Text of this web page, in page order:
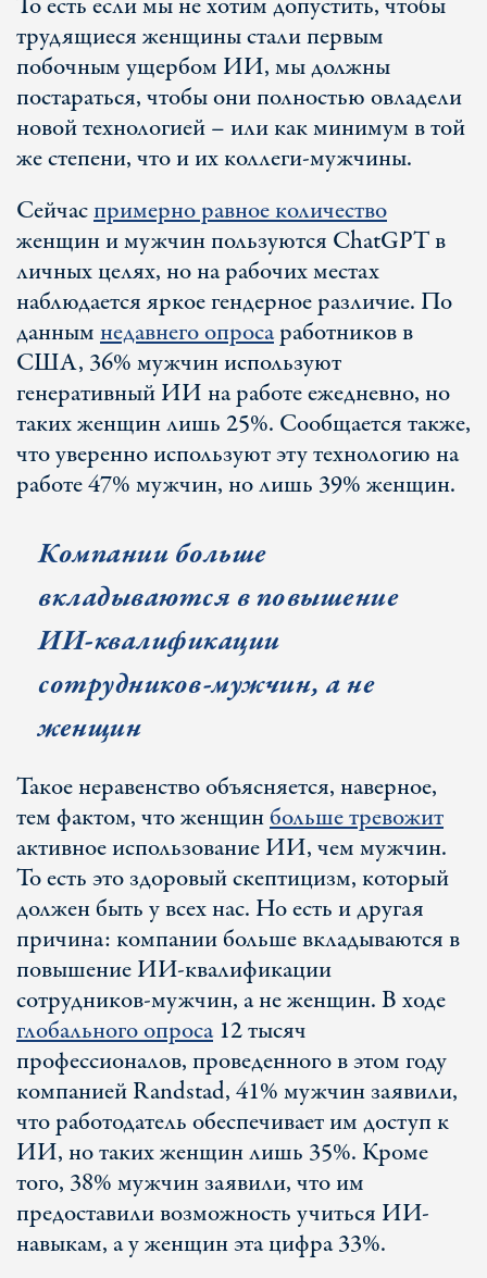
трудящиеся женщины стали первым
побочным ущербом ИИ, мы должны
постараться, чтобы они полностью овладели
новой технологией – или как минимум в той
же степени, что и их коллеги-мужчины.
Сейчаспримерно равное количество
женщин и мужчин пользуются ChatGPT в
личных целях, но на рабочих местах
наблюдается яркое гендерное различие. По
даннымнедавнего опросаработников в
США, 36% мужчин используют
генеративный ИИ на работе ежедневно, но
таких женщин лишь 25%. Сообщается также,
что уверенно используют эту технологию на
работе 47% мужчин, но лишь 39% женщин.
Компании больше
вкладываются в повышение
ИИ-квалификации
сотрудников-мужчин, а не
женщин
Такое неравенство объясняется, наверное,
тем фактом, что женщинбольше тревожит
активное использование ИИ, чем мужчин.
То есть это здоровый скептицизм, который
должен быть у всех нас. Но есть и другая
причина: компании больше вкладываются в
повышение ИИ-квалификации
сотрудников-мужчин, а не женщин. В ходе
глобального опроса12 тысяч
профессионалов, проведенного в этом году
компанией Randstad, 41% мужчин заявили,
что работодатель обеспечивает им доступ к
ИИ, но таких женщин лишь 35%. Кроме
того, 38% мужчин заявили, что им
предоставили возможность учиться ИИ-
навыкам, а у женщин эта цифра 33%.